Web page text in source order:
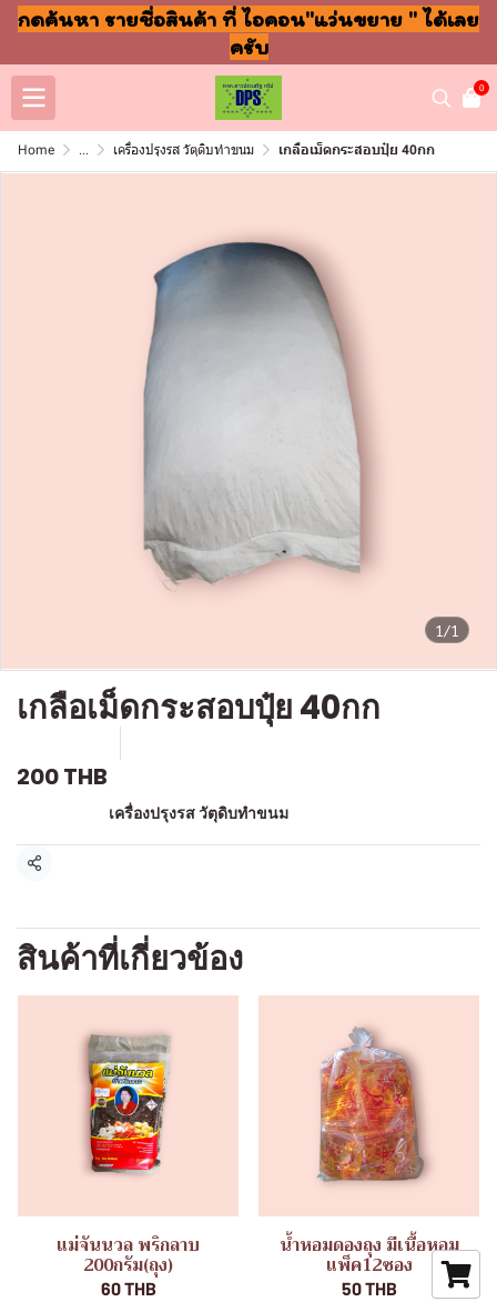
กดค้นหา รายชื่อสินค้า ที่ ไอคอน"แว่นขยาย " ได้เลย
ครับ
0
Home ... เครื่องปรุงรส วัตุดิบทำขนม เกลือเม็ดกระสอบปุ๋ย 40กก
1/1
เกลือเม็ดกระสอบปุ๋ย 40กก
200 THB
เครื่องปรุงรส วัตุดิบทำขนม
แชร์
สินค้าที่เกี่ยวข้อง
แม่จันนวล พริกลาบ
200กรัม(ถุง)
60 THB
น้ำหอมดองถุง มีเนื้อหอม
แพ็ค12ซอง
50 THB